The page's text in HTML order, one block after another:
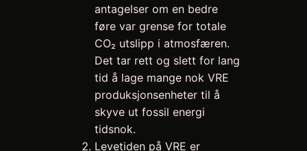
antagelser om en bedre
føre var grense for totale
CO₂ utslipp i atmosfæren.
Det tar rett og slett for lang
tid å lage mange nok VRE
produksjonsenheter til å
skyve ut fossil energi
tidsnok.
Levetiden på VRE er